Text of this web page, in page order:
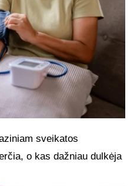
sveikatos
o kas dažniau dulkėja